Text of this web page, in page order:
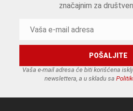
značajnim za
Vaša e-mail adresa će biti korišćena
newslettera, a u skladu sa